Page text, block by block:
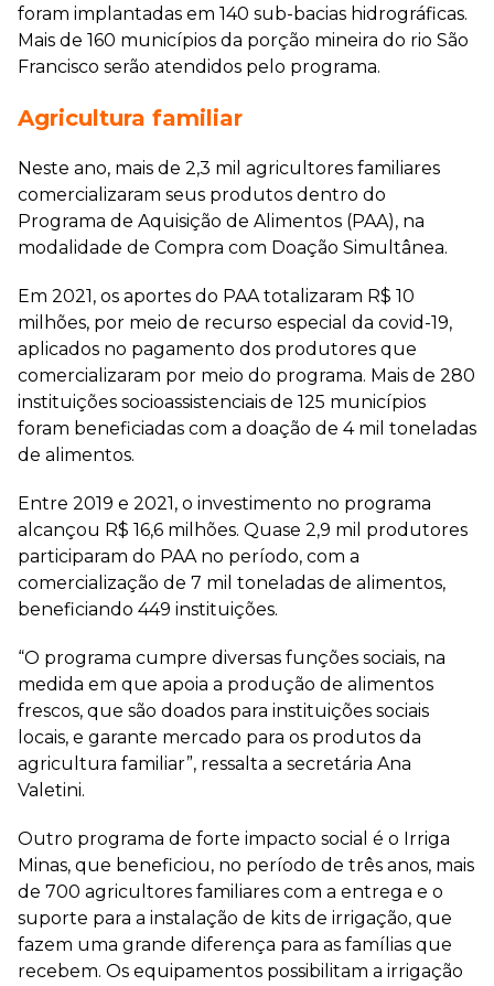
foram implantadas em 140 sub-bacias hidrográficas.
Mais de 160 municípios da porção mineira do rio São
Francisco serão atendidos pelo programa.
Agricultura familiar
Neste ano, mais de 2,3 mil agricultores familiares
comercializaram seus produtos dentro do
Programa de Aquisição de Alimentos (PAA), na
modalidade de Compra com Doação Simultânea.
Em 2021, os aportes do PAA totalizaram R$ 10
milhões, por meio de recurso especial da covid-19,
aplicados no pagamento dos produtores que
comercializaram por meio do programa. Mais de 280
instituições socioassistenciais de 125 municípios
foram beneficiadas com a doação de 4 mil toneladas
de alimentos.
Entre 2019 e 2021, o investimento no programa
alcançou R$ 16,6 milhões. Quase 2,9 mil produtores
participaram do PAA no período, com a
comercialização de 7 mil toneladas de alimentos,
beneficiando 449 instituições.
“O programa cumpre diversas funções sociais, na
medida em que apoia a produção de alimentos
frescos, que são doados para instituições sociais
locais, e garante mercado para os produtos da
agricultura familiar”, ressalta a secretária Ana
Valetini.
Outro programa de forte impacto social é o Irriga
Minas, que beneficiou, no período de três anos, mais
de 700 agricultores familiares com a entrega e o
suporte para a instalação de kits de irrigação, que
fazem uma grande diferença para as famílias que
recebem. Os equipamentos possibilitam a irrigação